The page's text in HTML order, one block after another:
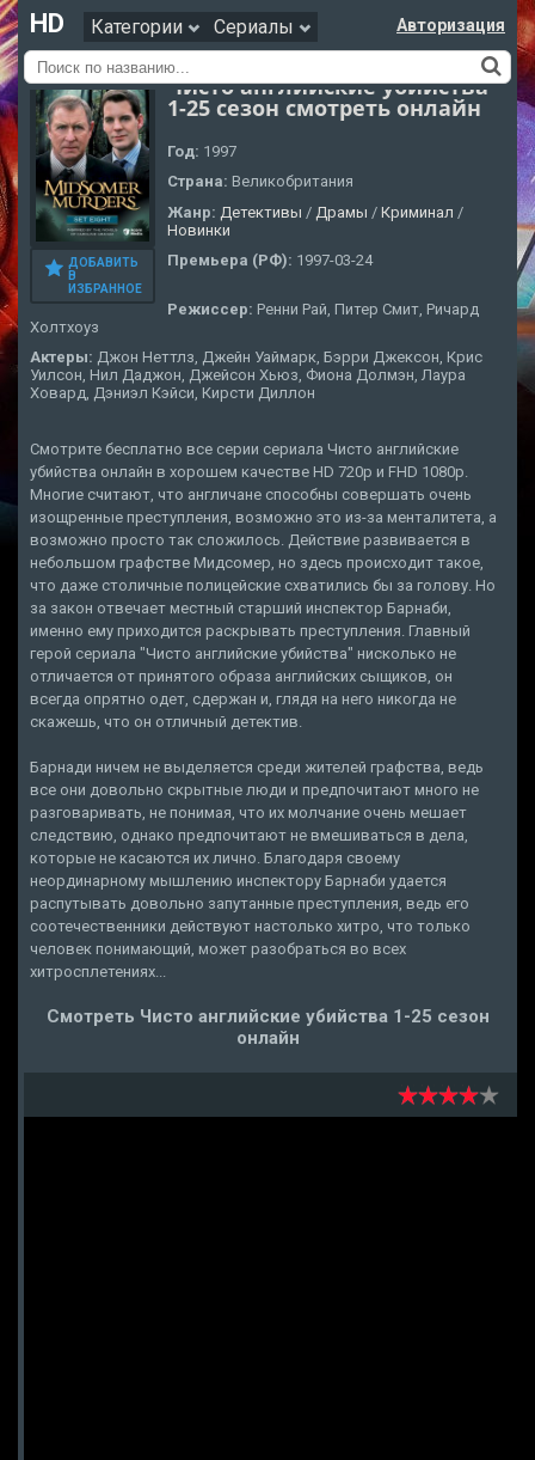
HD Категории Сериалы Авторизация
ДОБАВИТЬ
В
ИЗБРАННОЕ
Чисто английские убийства
1-25 сезон смотреть онлайн
Год: 1997
Страна: Великобритания
Жанр: Детективы / Драмы / Криминал /
Новинки
Премьера (РФ): 1997-03-24
Режиссер: Ренни Рай, Питер Смит, Ричард
Холтхоуз
Актеры: Джон Неттлз, Джейн Уаймарк, Бэрри Джексон, Крис
Уилсон, Нил Даджон, Джейсон Хьюз, Фиона Долмэн, Лаура
Ховард, Дэниэл Кэйси, Кирсти Диллон
Смотрите бесплатно все серии сериала Чисто английские
убийства онлайн в хорошем качестве HD 720p и FHD 1080p.
Многие считают, что англичане способны совершать очень
изощренные преступления, возможно это из-за менталитета, а
возможно просто так сложилось. Действие развивается в
небольшом графстве Мидсомер, но здесь происходит такое,
что даже столичные полицейские схватились бы за голову. Но
за закон отвечает местный старший инспектор Барнаби,
именно ему приходится раскрывать преступления. Главный
герой сериала "Чисто английские убийства" нисколько не
отличается от принятого образа английских сыщиков, он
всегда опрятно одет, сдержан и, глядя на него никогда не
скажешь, что он отличный детектив.
Барнади ничем не выделяется среди жителей графства, ведь
все они довольно скрытные люди и предпочитают много не
разговаривать, не понимая, что их молчание очень мешает
следствию, однако предпочитают не вмешиваться в дела,
которые не касаются их лично. Благодаря своему
неординарному мышлению инспектору Барнаби удается
распутывать довольно запутанные преступления, ведь его
соотечественники действуют настолько хитро, что только
человек понимающий, может разобраться во всех
хитросплетениях...
Смотреть Чисто английские убийства 1-25 сезон
онлайн